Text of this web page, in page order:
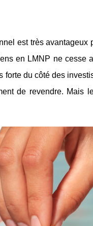
est très avantageux
en LMNP ne cesse
du côté des
de revendre. Mais